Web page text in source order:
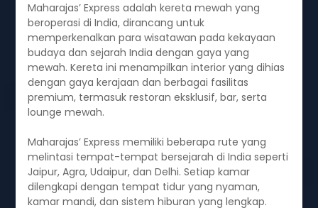
Maharajas’ Express adalah kereta mewah yang
beroperasi di India, dirancang untuk
memperkenalkan para wisatawan pada kekayaan
budaya dan sejarah India dengan gaya yang
mewah. Kereta ini menampilkan interior yang dihias
dengan gaya kerajaan dan berbagai fasilitas
premium, termasuk restoran eksklusif, bar, serta
lounge mewah.
Maharajas’ Express memiliki beberapa rute yang
melintasi tempat-tempat bersejarah di India seperti
Jaipur, Agra, Udaipur, dan Delhi. Setiap kamar
dilengkapi dengan tempat tidur yang nyaman,
kamar mandi, dan sistem hiburan yang lengkap.